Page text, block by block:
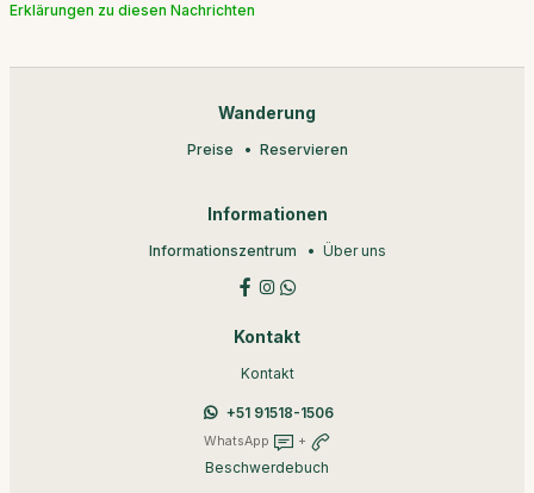
Erklärungen zu diesen Nachrichten
Wanderung
Preise Reservieren
Informationen
Informationszentrum Über uns
Kontakt
Kontakt
+51 91518-1506
WhatsApp +
Beschwerdebuch